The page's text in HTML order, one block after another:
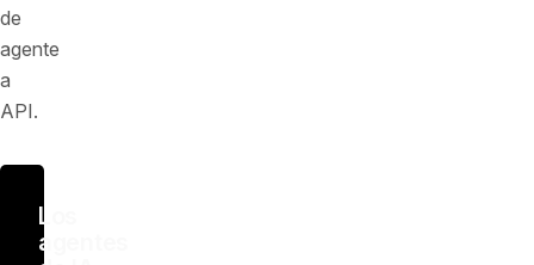
de
agente
a
API.
Los
agentes